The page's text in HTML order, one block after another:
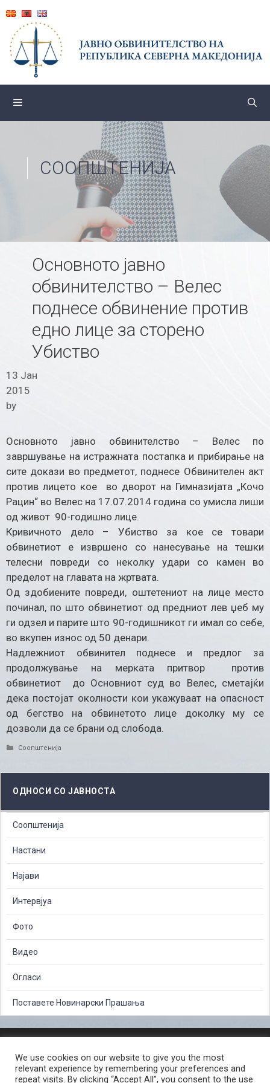
content
СООПШТЕНИЈА
Основното јавно
обвинителство – Велес
поднесе обвинение против
едно лице за сторено
Убиство
13 Јан
2015
by
Основното јавно обвинителство – Велес по
завршување на истражната постапка и прибирање на
сите докази во предметот, поднесе Обвинителен акт
против лицето кое во дворот на Гимназијата „Кочо
Рацин“ во Велес на 17.07.2014 година со умисла лиши
од живот 90-годишно лице.
Кривичното дело – Убиство за кое се товари
обвинетиот е извршено со нанесување на тешки
телесни повреди со неколку удари со камен во
пределот на главата на жртвата.
Од здобиените повреди, оштетениот на лице место
починал, по што обвинетиот од предниот лев џеб му
ги одзел и парите што 90-годишникот ги имал со себе,
во вкупен износ од 50 денари.
Надлежниот обвинител поднесе и предлог за
продолжување на мерката притвор против
обвинетиот до Основниот суд во Велес, сметајќи
дека постојат околности кои укажуваат на опасност
од бегство на обвинетото лице доколку му се
дозволи да се брани од слобода.
Categories
Соопштенија
ОДНОСИ СО ЈАВНОСТА
Соопштенија
Настани
Најави
Интервјуа
Фото
Видео
Огласи
Поставете Новинарски Прашања
СЛОБОДЕН ПРИСТАП ДО ИНФОРМАЦИИ ОД ЈАВЕН КАРАКТЕР
ПОСТАПКА ЗА ПРИЈАВА НА КРИВИЧНО ДЕЛО
КОРИСНИ ЛИНКОВИ
We use cookies on our website to give you the most
relevant experience by remembering your preferences and
repeat visits. By clicking “Accept All”, you consent to the use